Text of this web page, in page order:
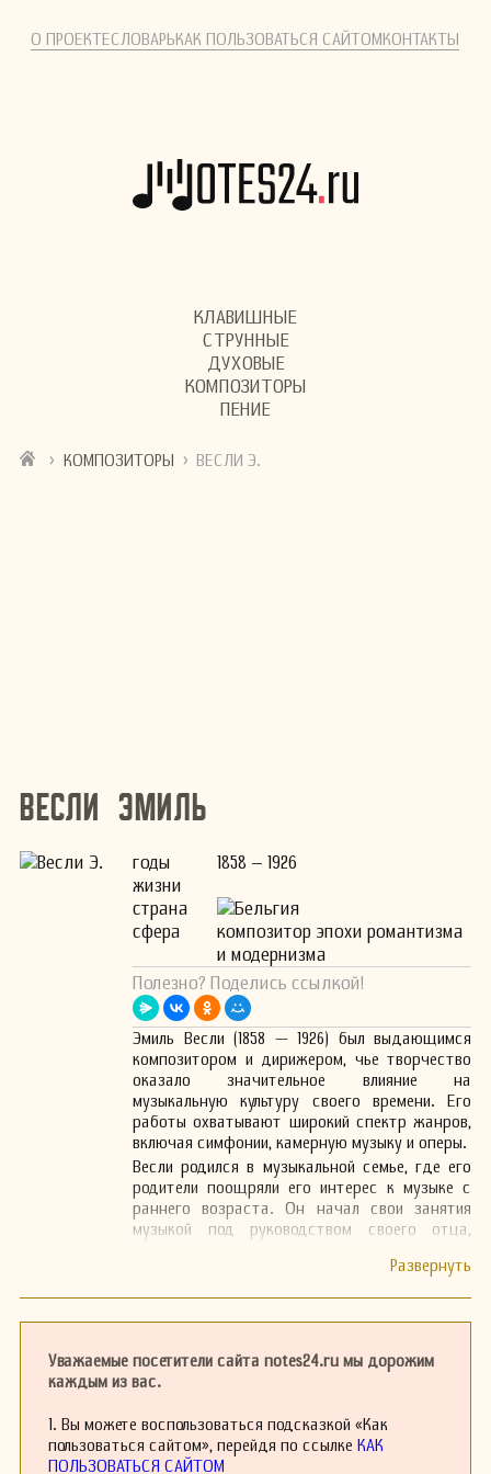
О ПРОЕКТЕСЛОВАРЬКАК ПОЛЬЗОВАТЬСЯ САЙТОМКОНТАКТЫ
КЛАВИШНЫЕ
СТРУННЫЕ
ДУХОВЫЕ
КОМПОЗИТОРЫ
ПЕНИЕ
› КОМПОЗИТОРЫ › ВЕСЛИ Э.
Весли Эмиль
годы
жизни
1858 – 1926
страна
Бельгия
сфера
композитор эпохи романтизма
и модернизма
Полезно? Поделись ссылкой!
Эмиль Весли (1858 — 1926) был выдающимся
композитором и дирижером, чье творчество
оказало значительное влияние на
музыкальную культуру своего времени. Его
работы охватывают широкий спектр жанров,
включая симфонии, камерную музыку и оперы.
Весли родился в музыкальной семье, где его
родители поощряли его интерес к музыке с
раннего возраста. Он начал свои занятия
музыкой под руководством своего отца,
обучение у известных педагогов. Эмиль
деятельности.
После завершения обучения Весли начал свою
произведения, которые быстро привлекли
внимание музыкального сообщества. Его
симфонии характеризуются яркими мелодиями
Уважаемые посетители сайта notes24.ru мы дорожим
каждым из вас.
1. Вы можете воспользоваться подсказкой «Как
пользоваться сайтом», перейдя по ссылке КАК
ПОЛЬЗОВАТЬСЯ САЙТОМ